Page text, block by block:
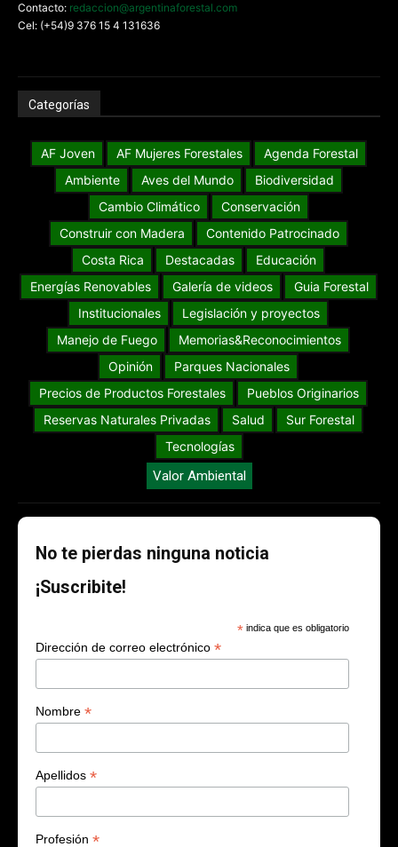
Contacto: redaccion@argentinaforestal.com
Cel: (+54)9 376 15 4 131636
Categorías
AF Joven AF Mujeres Forestales
Agenda Forestal
Ambiente
Aves del Mundo
Biodiversidad
Cambio Climático
Conservación
Construir con Madera
Contenido Patrocinado
Costa Rica
Destacadas
Educación
Energías Renovables
Galería de videos
Guia Forestal
Institucionales
Legislación y proyectos
Manejo de Fuego
Memorias&Reconocimientos
Opinión
Parques Nacionales
Precios de Productos Forestales
Pueblos Originarios
Reservas Naturales Privadas
Salud
Sur Forestal
Tecnologías
Valor Ambiental
No te pierdas ninguna noticia
¡Suscribite!
* indica que es obligatorio
Dirección de correo electrónico *
Nombre *
Apellidos *
Profesión *